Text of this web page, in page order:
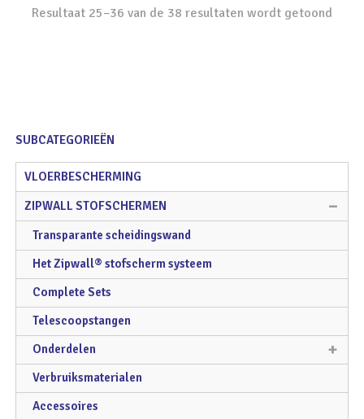
Resultaat 25–36 van de 38 resultaten wordt getoond
SUBCATEGORIEËN
VLOERBESCHERMING
ZIPWALL STOFSCHERMEN
Transparante scheidingswand
Het Zipwall® stofscherm systeem
Complete Sets
Telescoopstangen
Onderdelen
Verbruiksmaterialen
Accessoires